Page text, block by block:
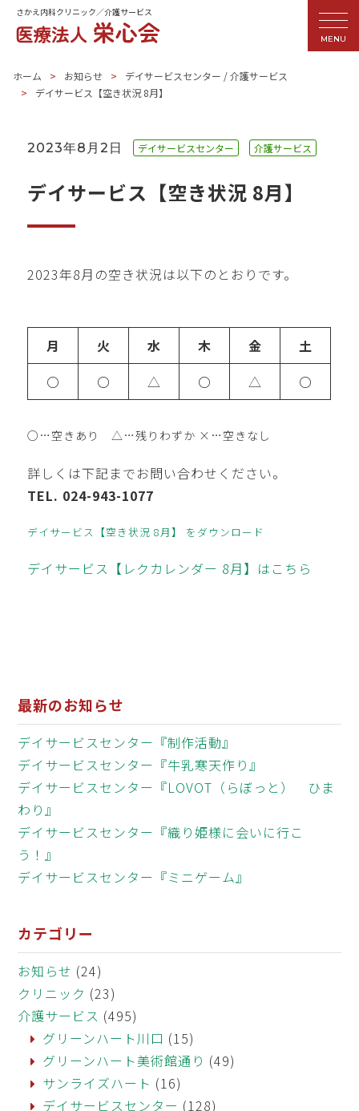
MENU
さかえ内科クリニック／介護サービス
ホーム お知らせ デイサービスセンター /介護サービス
デイサービス【空き状況 8月】
2023年8月2日 デイサービスセンター 介護サービス
デイサービス【空き状況 8月】
2023年8月の空き状況は以下のとおりです。
月 火 水 木 金
土
〇
〇 △ 〇 △ 〇
○…空きあり △…残りわずか ×…空きなし
詳しくは下記までお問い合わせください。
TEL. 024-943-1077
デイサービス【空き状況 8月】 をダウンロード
デイサービス【レクカレンダー 8月】はこちら
最新のお知らせ
デイサービスセンター『制作活動』
デイサービスセンター『牛乳寒天作り』
デイサービスセンター『LOVOT（らぼっと） ひま
わり』
デイサービスセンター『織り姫様に会いに行こ
う！』
デイサービスセンター『ミニゲーム』
カテゴリー
お知らせ (24)
クリニック (23)
介護サービス (495)
グリーンハート川口 (15)
グリーンハート美術館通り (49)
サンライズハート (16)
デイサービスセンター (128)